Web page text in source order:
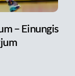
– Einungis